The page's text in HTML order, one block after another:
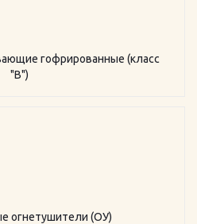
гофрированные (класс
"В")
огнетушители (ОУ)